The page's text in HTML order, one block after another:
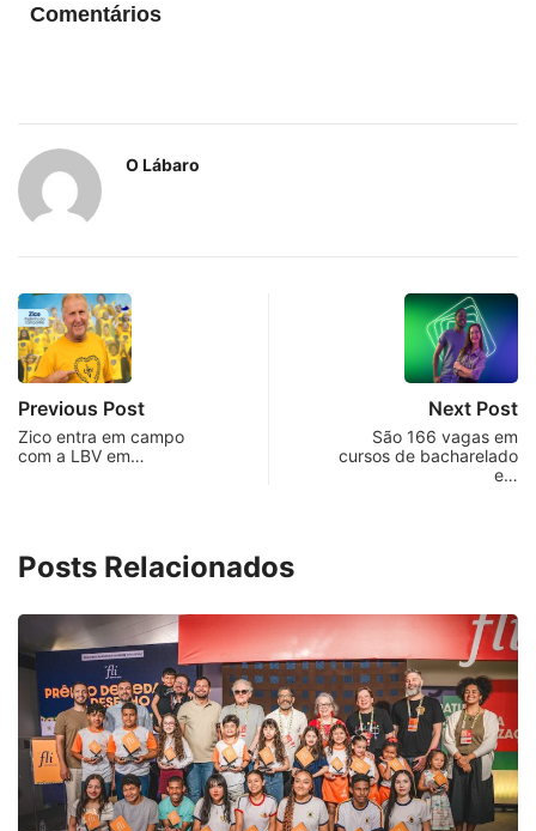
Comentários
O Lábaro
Previous Post
Zico entra em campo
com a LBV em…
Next Post
São 166 vagas em
cursos de bacharelado
e…
Posts Relacionados